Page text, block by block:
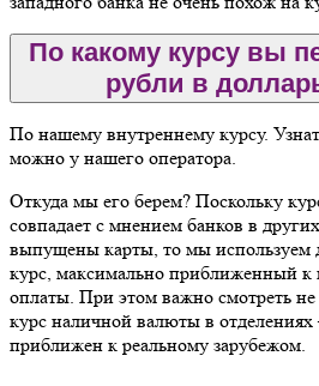
По какому курсу вы
рубли в
По нашему внутреннему курсу.
можно у нашего оператора.
Откуда мы его берем? Поскольку
совпадает с мнением банков в
выпущены карты, то мы используем
курс, максимально приближенный к
оплаты. При этом важно смотреть
курс наличной валюты в
приближен к реальному зарубежом.